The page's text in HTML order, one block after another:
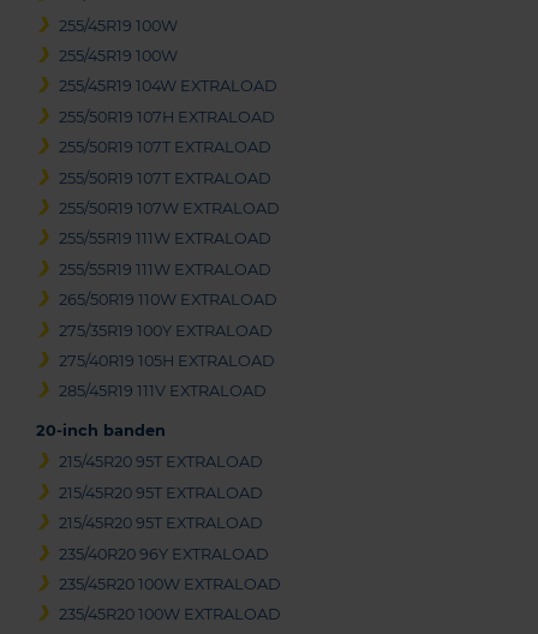
255/45R19 100W
255/45R19 100W
255/45R19 104W EXTRALOAD
255/50R19 107H EXTRALOAD
255/50R19 107T EXTRALOAD
255/50R19 107T EXTRALOAD
255/50R19 107W EXTRALOAD
255/55R19 111W EXTRALOAD
255/55R19 111W EXTRALOAD
265/50R19 110W EXTRALOAD
275/35R19 100Y EXTRALOAD
275/40R19 105H EXTRALOAD
285/45R19 111V EXTRALOAD
20-inch banden
215/45R20 95T EXTRALOAD
215/45R20 95T EXTRALOAD
215/45R20 95T EXTRALOAD
235/40R20 96Y EXTRALOAD
235/45R20 100W EXTRALOAD
235/45R20 100W EXTRALOAD